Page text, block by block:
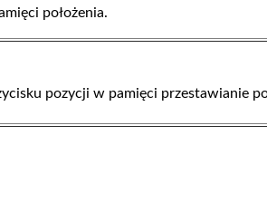
położenia.
pozycji w pamięci przestawianie